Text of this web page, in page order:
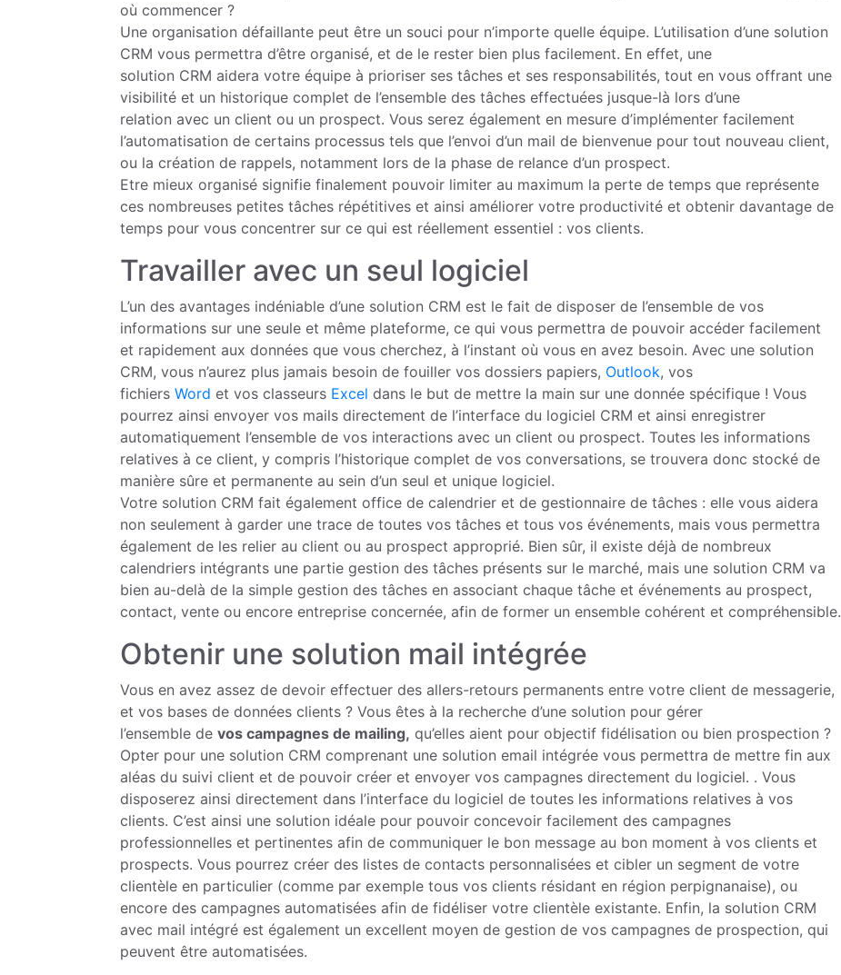
où commencer ?
Une organisation défaillante peut être un souci pour n’importe quelle équipe. L’utilisation d’une solution
CRM vous permettra d’être organisé, et de le rester bien plus facilement. En effet, une
solution CRM aidera votre équipe à prioriser ses tâches et ses responsabilités, tout en vous offrant une
visibilité et un historique complet de l’ensemble des tâches effectuées jusque-là lors d’une
relation avec un client ou un prospect. Vous serez également en mesure d’implémenter facilement
l’automatisation de certains processus tels que l’envoi d’un mail de bienvenue pour tout nouveau client,
ou la création de rappels, notamment lors de la phase de relance d’un prospect.
Etre mieux organisé signifie finalement pouvoir limiter au maximum la perte de temps que représente
ces nombreuses petites tâches répétitives et ainsi améliorer votre productivité et obtenir davantage de
temps pour vous concentrer sur ce qui est réellement essentiel : vos clients.
Travailler avec un seul logiciel
L’un des avantages indéniable d’une solution CRM est le fait de disposer de l’ensemble de vos
informations sur une seule et même plateforme, ce qui vous permettra de pouvoir accéder facilement
et rapidement aux données que vous cherchez, à l’instant où vous en avez besoin. Avec une solution
CRM, vous n’aurez plus jamais besoin de fouiller vos dossiers papiers, Outlook, vos
fichiers Word et vos classeurs Excel dans le but de mettre la main sur une donnée spécifique ! Vous
pourrez ainsi envoyer vos mails directement de l’interface du logiciel CRM et ainsi enregistrer
automatiquement l’ensemble de vos interactions avec un client ou prospect. Toutes les informations
relatives à ce client, y compris l’historique complet de vos conversations, se trouvera donc stocké de
manière sûre et permanente au sein d’un seul et unique logiciel.
Votre solution CRM fait également office de calendrier et de gestionnaire de tâches : elle vous aidera
non seulement à garder une trace de toutes vos tâches et tous vos événements, mais vous permettra
également de les relier au client ou au prospect approprié. Bien sûr, il existe déjà de nombreux
calendriers intégrants une partie gestion des tâches présents sur le marché, mais une solution CRM va
bien au-delà de la simple gestion des tâches en associant chaque tâche et événements au prospect,
contact, vente ou encore entreprise concernée, afin de former un ensemble cohérent et compréhensible.
Obtenir une solution mail intégrée
Vous en avez assez de devoir effectuer des allers-retours permanents entre votre client de messagerie,
et vos bases de données clients ? Vous êtes à la recherche d’une solution pour gérer
l’ensemble de vos campagnes de mailing, qu’elles aient pour objectif fidélisation ou bien prospection ?
Opter pour une solution CRM comprenant une solution email intégrée vous permettra de mettre fin aux
aléas du suivi client et de pouvoir créer et envoyer vos campagnes directement du logiciel. . Vous
disposerez ainsi directement dans l’interface du logiciel de toutes les informations relatives à vos
clients. C’est ainsi une solution idéale pour pouvoir concevoir facilement des campagnes
professionnelles et pertinentes afin de communiquer le bon message au bon moment à vos clients et
prospects. Vous pourrez créer des listes de contacts personnalisées et cibler un segment de votre
clientèle en particulier (comme par exemple tous vos clients résidant en région perpignanaise), ou
encore des campagnes automatisées afin de fidéliser votre clientèle existante. Enfin, la solution CRM
avec mail intégré est également un excellent moyen de gestion de vos campagnes de prospection, qui
peuvent être automatisées.